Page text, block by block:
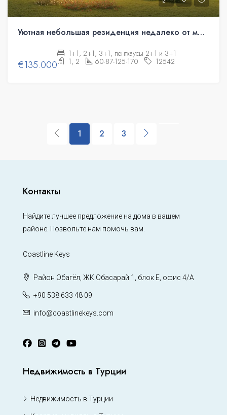
Уютная небольшая резиденция недалеко от моря. Квартиры в рассрочку.
€135.000
1+1, 2+1, 3+1, пентхаусы 2+1 и 3+1
1, 2
60-87-125-170 12542
1 2 3
Контакты
Найдите лучшее предложение на дома в вашем
районе. Позвольте нам помочь вам.
Coastline Keys
Район Обагёл, ЖК Обасарай 1, блок Е, офис 4/А
+90 538 633 48 09
info@coastlinekeys.com
Недвижимость в Турции
Недвижимость в Турции